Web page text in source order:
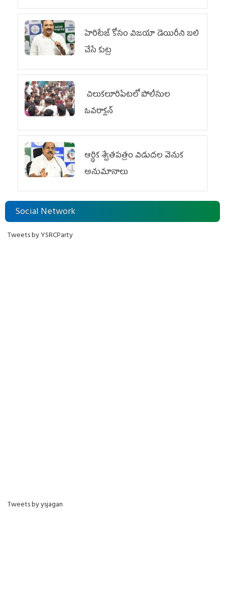
హెరిటేజ్ కోసం విజయా డెయిరీని బలి
చేసే కుట్ర‌
చిలుక‌లూరిపేట‌లో పోలీసుల
ఓవ‌రాక్ష‌న్‌
ఆర్థిక శ్వేతపత్రం విడుదల వెనుక
అనుమానాలు
Social Network
Tweets by YSRCParty
Tweets by ysjagan